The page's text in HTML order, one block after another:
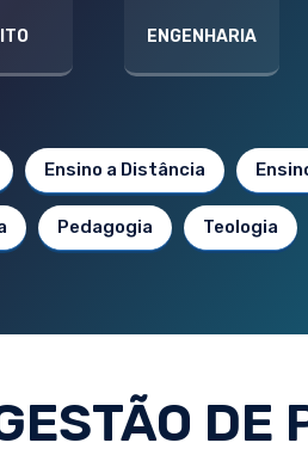
ENGENHARIA
Ensino a Distância
Pedagogia Teologia
DE